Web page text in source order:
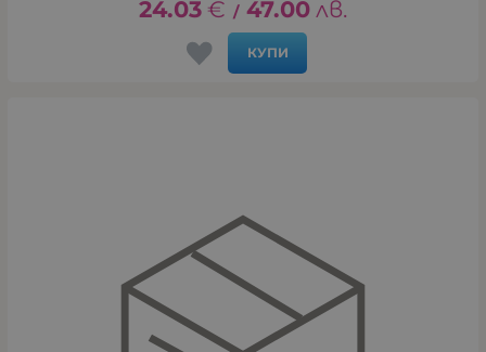
24.03 € / 47.00 лв.
КУПИ